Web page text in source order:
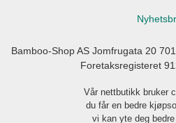
Bamboo-Shop AS Jomfrugata 20
Foretaksregisteret
Vår nettbutikk bruker
du får en bedre
vi kan yte deg